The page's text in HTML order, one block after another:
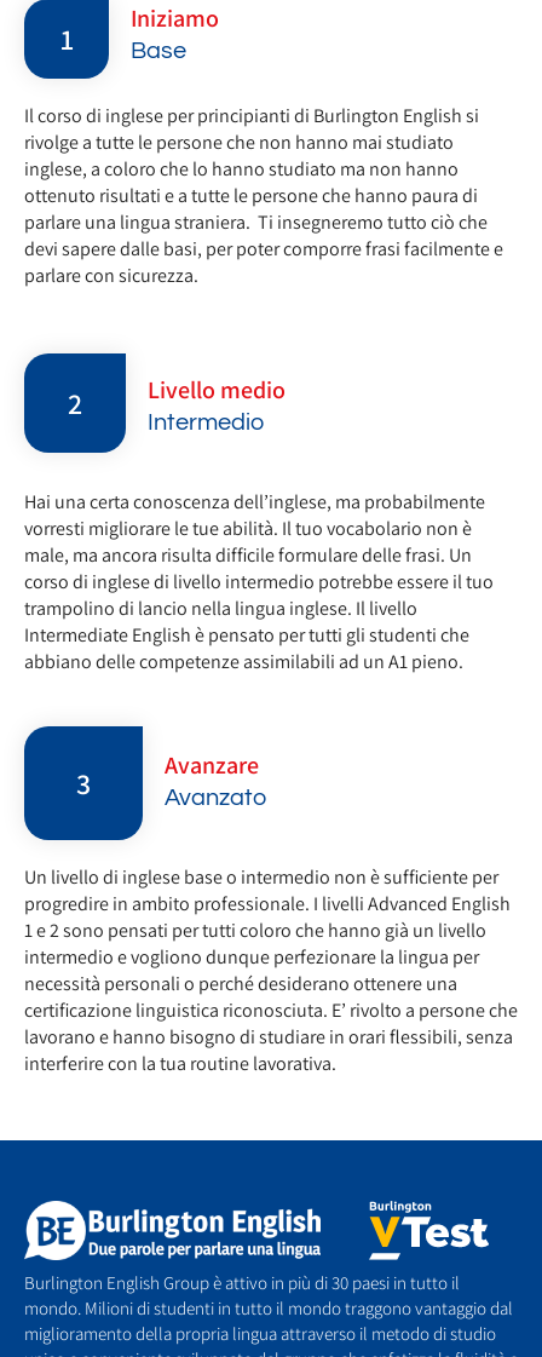
1
Iniziamo
Base
Il corso di inglese per principianti di Burlington English si
rivolge a tutte le persone che non hanno mai studiato
inglese, a coloro che lo hanno studiato ma non hanno
ottenuto risultati e a tutte le persone che hanno paura di
parlare una lingua straniera. Ti insegneremo tutto ciò che
devi sapere dalle basi, per poter comporre frasi facilmente e
parlare con sicurezza.
2 Livello medio
Intermedio
Hai una certa conoscenza dell’inglese, ma probabilmente
vorresti migliorare le tue abilità. Il tuo vocabolario non è
male, ma ancora risulta difficile formulare delle frasi. Un
corso di inglese di livello intermedio potrebbe essere il tuo
trampolino di lancio nella lingua inglese. Il livello
Intermediate English è pensato per tutti gli studenti che
abbiano delle competenze assimilabili ad un A1 pieno.
3 Avanzare
Avanzato
Un livello di inglese base o intermedio non è sufficiente per
progredire in ambito professionale. I livelli Advanced English
1 e 2 sono pensati per tutti coloro che hanno già un livello
intermedio e vogliono dunque perfezionare la lingua per
necessità personali o perché desiderano ottenere una
certificazione linguistica riconosciuta. E’ rivolto a persone che
lavorano e hanno bisogno di studiare in orari flessibili, senza
interferire con la tua routine lavorativa.
Burlington English Group è attivo in più di 30 paesi in tutto il
mondo. Milioni di studenti in tutto il mondo traggono vantaggio dal
miglioramento della propria lingua attraverso il metodo di studio